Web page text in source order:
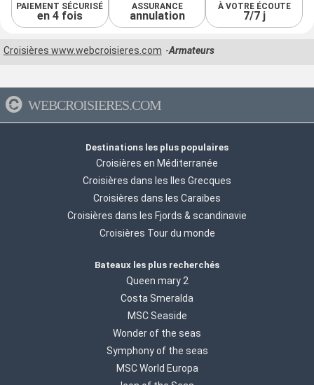
PAIEMENT SÉCURISÉ
en 4 fois
ASSURANCE
annulation
À VOTRE ÉCOUTE
7/7 j
Croisières www.webcroisieres.com Armateurs
WEBCROISIERES.COM
Destinations les plus populaires
Croisières en Méditerranée
Croisières dans les Iles Grecques
Croisières dans les Caraibes
Croisières dans les Fjords & scandinavie
Croisières Tour du monde
Bateaux les plus recherchés
Queen mary 2
Costa Smeralda
MSC Seaside
Wonder of the seas
Symphony of the seas
MSC World Europa